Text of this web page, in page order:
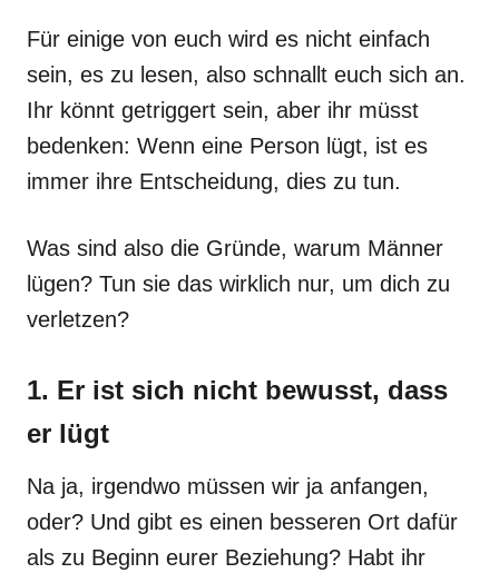
Für einige von euch wird es nicht einfach
sein, es zu lesen, also schnallt euch sich an.
Ihr könnt getriggert sein, aber ihr müsst
bedenken: Wenn eine Person lügt, ist es
immer ihre Entscheidung, dies zu tun.
Was sind also die Gründe, warum Männer
lügen? Tun sie das wirklich nur, um dich zu
verletzen?
1. Er ist sich nicht bewusst, dass
er lügt
Na ja, irgendwo müssen wir ja anfangen,
oder? Und gibt es einen besseren Ort dafür
als zu Beginn eurer Beziehung? Habt ihr